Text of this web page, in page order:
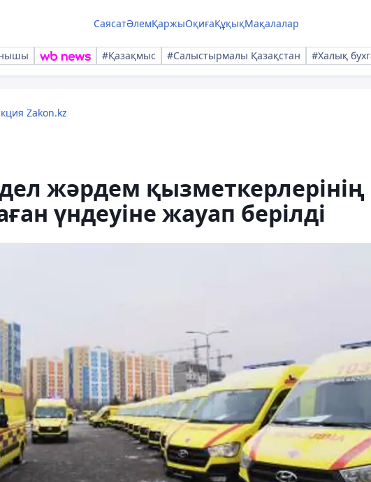
СаясатӘлемҚаржыОқиғаҚұқықМақалалар
#Қазақмыс #Салыстырмалы Қазақстан #Халық
Zakon.kz
жәрдем қызметкерлерінің
үндеуіне жауап берілді